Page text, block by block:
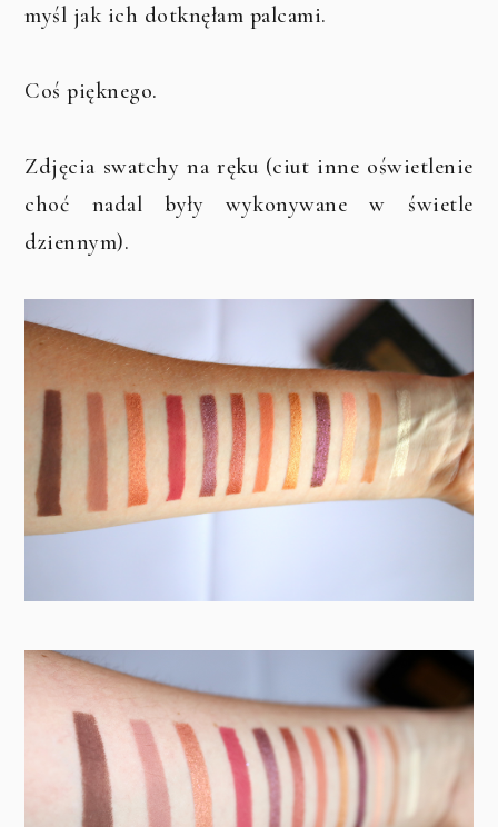
myśl jak ich dotknęłam palcami.
Coś pięknego.
Zdjęcia swatchy na ręku (ciut inne oświetlenie
choć nadal były wykonywane w świetle
dziennym).